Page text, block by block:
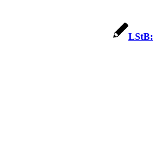
LStB: